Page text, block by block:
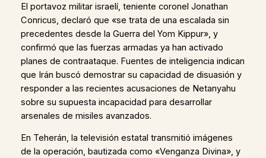
El portavoz militar israelí, teniente coronel Jonathan
Conricus, declaró que «se trata de una escalada sin
precedentes desde la Guerra del Yom Kippur», y
confirmó que las fuerzas armadas ya han activado
planes de contraataque. Fuentes de inteligencia indican
que Irán buscó demostrar su capacidad de disuasión y
responder a las recientes acusaciones de Netanyahu
sobre su supuesta incapacidad para desarrollar
arsenales de misiles avanzados.
En Teherán, la televisión estatal transmitió imágenes
de la operación, bautizada como «Venganza Divina», y